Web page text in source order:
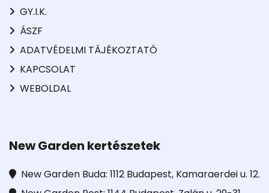
GY.I.K.
ÁSZF
ADATVÉDELMI TÁJÉKOZTATÓ
KAPCSOLAT
WEBOLDAL
New Garden kertészetek
New Garden Buda: 1112 Budapest, Kamaraerdei u. 12.